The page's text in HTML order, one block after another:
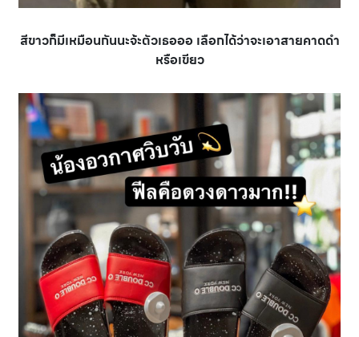
สีขาวก็มีเหมือนกันนะจ้ะตัวเธอออ เลือกได้ว่าจะเอาสายคาดดำ
หรือเขียว